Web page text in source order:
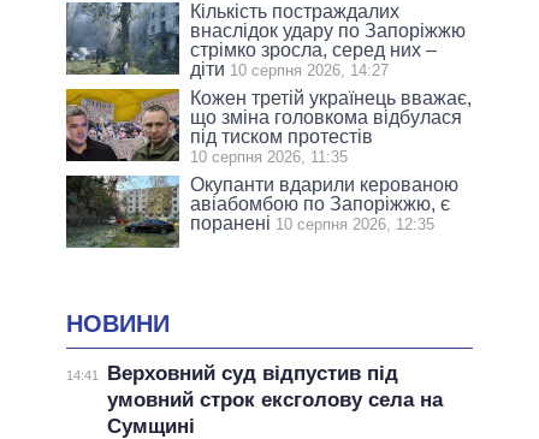
Кількість постраждалих
внаслідок удару по Запоріжжю
стрімко зросла, серед них –
діти 10 серпня 2026, 14:27
Кожен третій українець вважає,
що зміна головкома відбулася
під тиском протестів
10 серпня 2026, 11:35
Окупанти вдарили керованою
авіабомбою по Запоріжжю, є
поранені 10 серпня 2026, 12:35
НОВИНИ
14:41
Верховний суд відпустив під
умовний строк ексголову села на
Сумщині